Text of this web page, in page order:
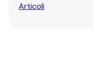
Articoli